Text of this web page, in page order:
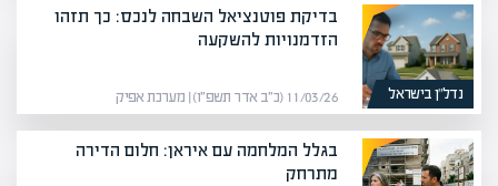
נדל”ן בישראל
בדיקת פוטנציאל השבחה לנכס: כך תזהו
הזדמנויות להשקעה
11/03/26 (כ״ב אדר תשפ״ו) | מערכת אפיק
בגלל המלחמה עם איראן: חלום הדירה
מתרחק